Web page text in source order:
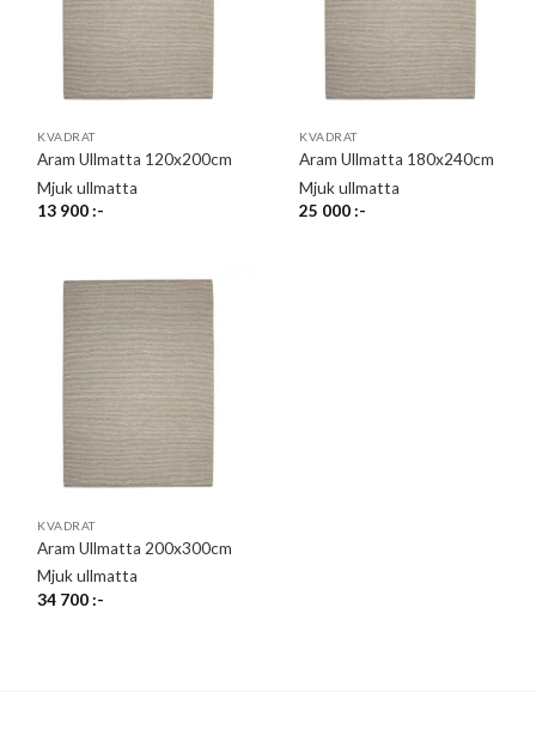
KVADRAT
Aram Ullmatta 120x200cm
Mjuk ullmatta
13 900:-
KVADRAT
Aram Ullmatta 180x240cm
Mjuk ullmatta
25 000:-
KVADRAT
Aram Ullmatta 200x300cm
Mjuk ullmatta
34 700:-